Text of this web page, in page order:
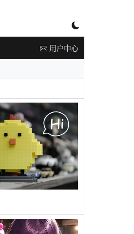
用户中心